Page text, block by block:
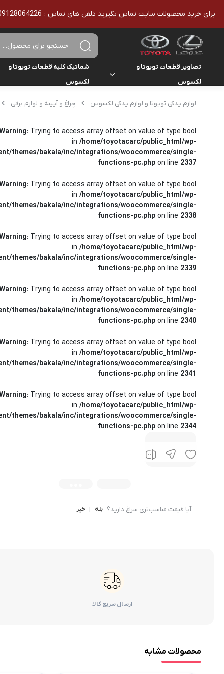
برای خرید محصولات سایت تماس بگیرید تلفن های تماس : 09128064226 - 02136610186 - تمامی محصولات اورجینال هستند
تصاویر قطعات تویوتا و
لکسوس
تویوتا یاریس
هایلوکس
هایس
لندکروزر
کمری
CHR
لکسوس
شماتیک کلیه قطعات تویوتا و
لکسوس
تویوتا لوازم یدکی تویوتا و لوازم یدکی لکسوس چراغ و آیینه و لوازم برقی
Warning: Trying to access array offset on value of type bool
in /home/toyotacarc/public_html/wp-
themes/bakala/inc/integrations/woocommerce/single-
functions-pc.php on line 2337
Warning: Trying to access array offset on value of type bool
in /home/toyotacarc/public_html/wp-
themes/bakala/inc/integrations/woocommerce/single-
functions-pc.php on line 2338
Warning: Trying to access array offset on value of type bool
in /home/toyotacarc/public_html/wp-
themes/bakala/inc/integrations/woocommerce/single-
functions-pc.php on line 2339
Warning: Trying to access array offset on value of type bool
in /home/toyotacarc/public_html/wp-
themes/bakala/inc/integrations/woocommerce/single-
functions-pc.php on line 2340
Warning: Trying to access array offset on value of type bool
in /home/toyotacarc/public_html/wp-
themes/bakala/inc/integrations/woocommerce/single-
functions-pc.php on line 2341
Warning: Trying to access array offset on value of type bool
in /home/toyotacarc/public_html/wp-
themes/bakala/inc/integrations/woocommerce/single-
functions-pc.php on line 2344
آیا قیمت مناسب‌تری سراغ دارید؟ بله | خیر
ارسال سریع کالا
محصولات مشابه